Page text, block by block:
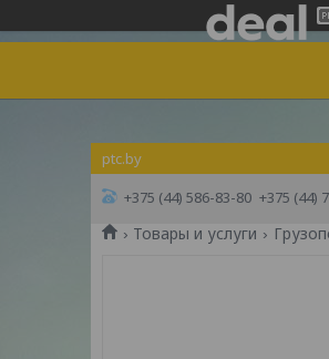
ptc.by
+375 (44) 586-83-80 +375 (44)
Товары и услуги